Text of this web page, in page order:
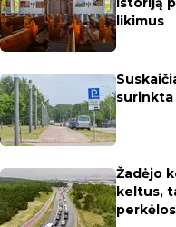
likimus
surinkta
Žadėjo
keltus,